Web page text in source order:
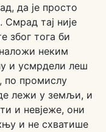
да је просто
тај није
због тога би
неким
и усмрдели леш
по промислу
лежи у земљи, и
и невјеже, они
и не схватише